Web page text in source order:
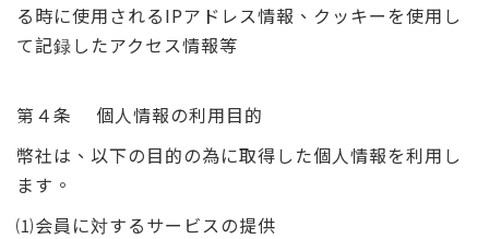
る時に使用されるIPアドレス情報、クッキーを使用し
て記録したアクセス情報等
第４条 個人情報の利用目的
幣社は、以下の目的の為に取得した個人情報を利用し
ます。
⑴会員に対するサービスの提供